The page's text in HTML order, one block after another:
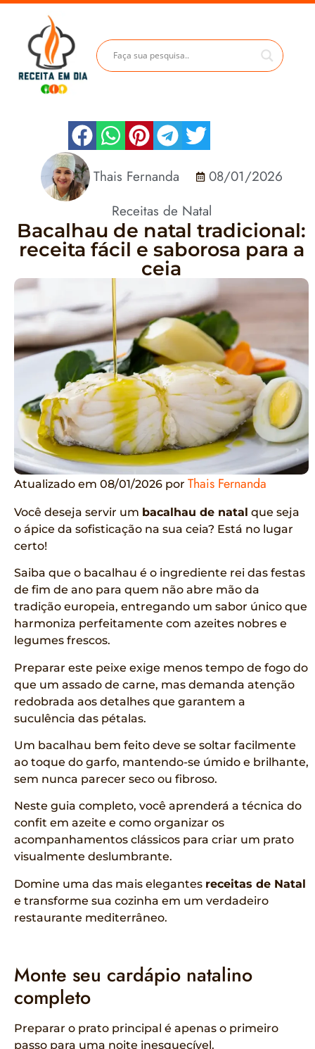
Thais Fernanda
08/01/2026
Receitas de Natal
Bacalhau de natal tradicional:
receita fácil e saborosa para a
ceia
Atualizado em 08/01/2026 por Thais Fernanda
Você deseja servir um bacalhau de natal que seja
o ápice da sofisticação na sua ceia? Está no lugar
certo!
Saiba que o bacalhau é o ingrediente rei das festas
de fim de ano para quem não abre mão da
tradição europeia, entregando um sabor único que
harmoniza perfeitamente com azeites nobres e
legumes frescos.
Preparar este peixe exige menos tempo de fogo do
que um assado de carne, mas demanda atenção
redobrada aos detalhes que garantem a
suculência das pétalas.
Um bacalhau bem feito deve se soltar facilmente
ao toque do garfo, mantendo-se úmido e brilhante,
sem nunca parecer seco ou fibroso.
Neste guia completo, você aprenderá a técnica do
confit em azeite e como organizar os
acompanhamentos clássicos para criar um prato
visualmente deslumbrante.
Domine uma das mais elegantes receitas de Natal
e transforme sua cozinha em um verdadeiro
restaurante mediterrâneo.
Monte seu cardápio natalino
completo
Preparar o prato principal é apenas o primeiro
passo para uma noite inesquecível.